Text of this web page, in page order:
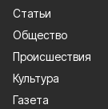
Статьи
Общество
Происшествия
Культура
Газета